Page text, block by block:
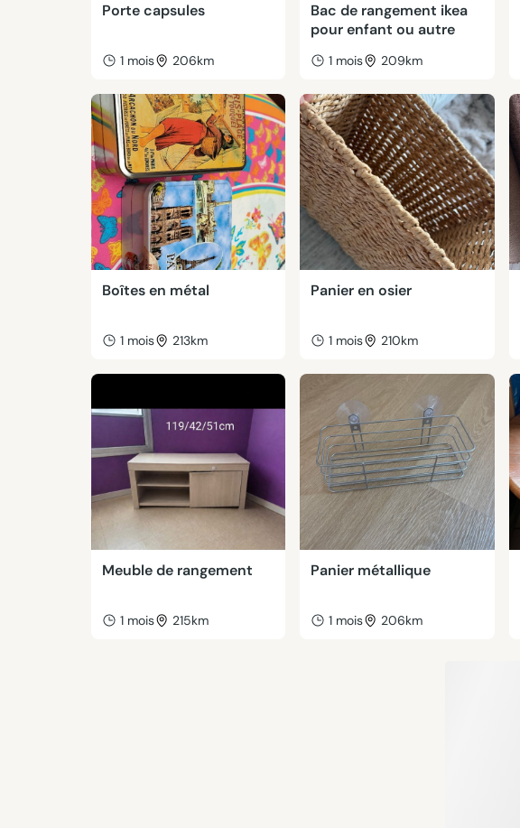
Porte capsules
1 mois 206km
Bac de rangement ikea
pour enfant ou autre
1 mois 209km
Boîtes en métal
1 mois 213km
Panier en osier
1 mois 210km
Meuble de rangement
1 mois 215km
Panier métallique
1 mois 206km